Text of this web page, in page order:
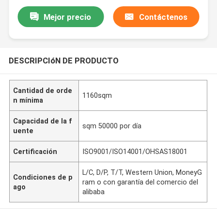
prenda impermeable
Mejor precio Contáctenos
DESCRIPCIóN DE PRODUCTO
Cantidad de orde
n mínima
1160sqm
Capacidad de la f
uente
sqm 50000 por día
Certificación ISO9001/ISO14001/OHSAS18001
Condiciones de p
ago
L/C, D/P, T/T, Western Union, MoneyG
ram o con garantía del comercio del
alibaba